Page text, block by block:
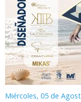
Miércoles, 05 de